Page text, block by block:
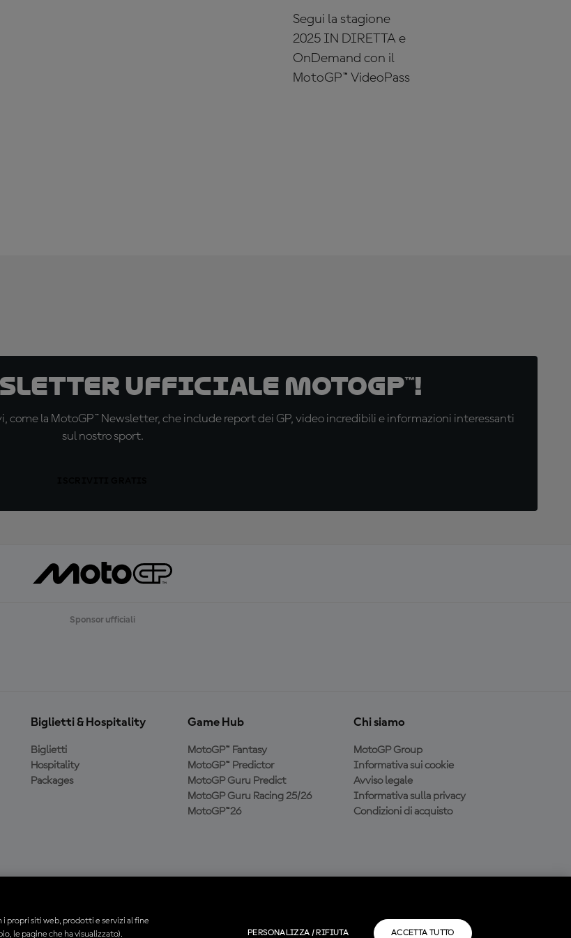
Segui la stagione
2025 IN DIRETTA e
OnDemand con il
MotoGP™ VideoPass
ufficiale MotoGP™!
come la MotoGP™ Newsletter, che include report dei GP, video incredibili e informazioni interessanti
sul nostro sport.
Sponsor ufficiali
Biglietti & Hospitality
Biglietti
Hospitality
Packages
Game Hub
MotoGP™ Fantasy
MotoGP™ Predictor
MotoGP Guru Predict
MotoGP Guru Racing 25/26
MotoGP™26
Chi siamo
MotoGP Group
Informativa sui cookie
Avviso legale
Informativa sulla privacy
Condizioni di acquisto
propri siti web, prodotti e servizi al fine
le pagine che ha visualizzato).
PERSONALIZZA / RIFIUTA ACCETTA TUTTO